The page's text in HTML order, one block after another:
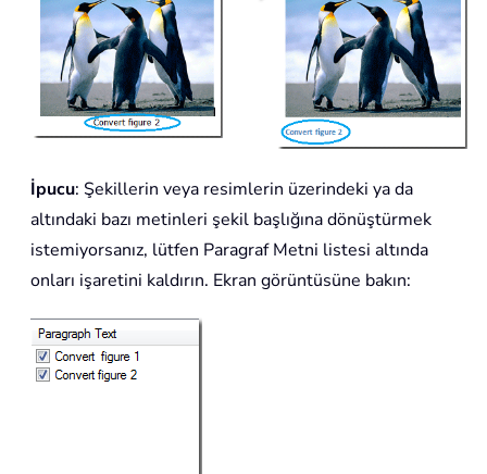
İpucu: Şekillerin veya resimlerin üzerindeki ya da
altındaki bazı metinleri şekil başlığına dönüştürmek
istemiyorsanız, lütfen Paragraf Metni listesi altında
onları işaretini kaldırın. Ekran görüntüsüne bakın: